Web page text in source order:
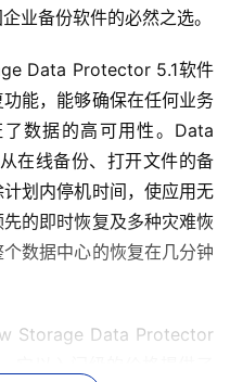
业备份软件的必然之选。
Data Protector 5.1软件
能，能够确保在任何业务
数据的高可用性。Data
在线备份、打开文件的备
划内停机时间，使应用无
的即时恢复及多种灾难恢
数据中心的恢复在几分钟
Storage Data Protector